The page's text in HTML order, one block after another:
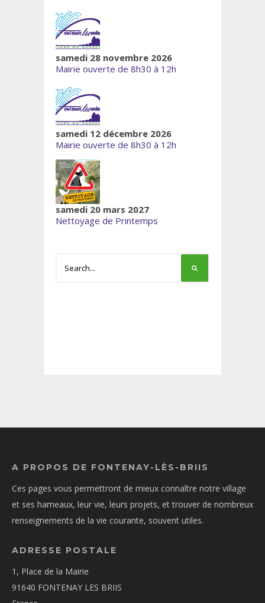
samedi 28 novembre 2026
Mairie ouverte de 8h30 à 12h
samedi 12 décembre 2026
Mairie ouverte de 8h30 à 12h
samedi 20 mars 2027
Nettoyage de Printemps
A PROPOS DE FONTENAY-LÈS-BRIIS
Ces pages vous permettront de mieux connaître notre village
et ses hameaux, leur vie, leurs projets, et trouver de nombreux
renseignements de la vie courante, souvent utiles.
ADRESSE POSTALE
1, Place de la Mairie
91640 FONTENAY LES BRIIS